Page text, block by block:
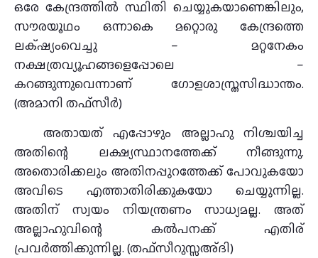
ഒരേ കേന്ദ്രത്തില്‍ സ്ഥിതി ചെയ്യുകയാണെങ്കിലും,
സൗരയൂഥം ഒന്നാകെ മറ്റൊരു കേന്ദ്രത്തെ
ലക്‌ഷ്യംവെച്ചു – മറ്റനേകം
നക്ഷത്രവ്യൂഹങ്ങളെപ്പോലെ –
കറങ്ങുന്നുവെന്നാണ് ഗോളശാസ്ത്രസിദ്ധാന്തം.
(അമാനി തഫ്സീര്‍)
അതായത് എപ്പോഴും അല്ലാഹു നിശ്ചയിച്ച
അതിന്റെ ലക്ഷ്യസ്ഥാനത്തേക്ക് നീങ്ങുന്നു.
അതൊരിക്കലും അതിനപ്പുറത്തേക്ക് പോവുകയോ
അവിടെ എത്താതിരിക്കുകയോ ചെയ്യുന്നില്ല.
അതിന് സ്വയം നിയന്ത്രണം സാധ്യമല്ല. അത്
അല്ലാഹുവിന്റെ കൽപനക്ക് എതിര്
പ്രവർത്തിക്കുന്നില്ല. (തഫ്സീറുസ്സഅ്ദി)